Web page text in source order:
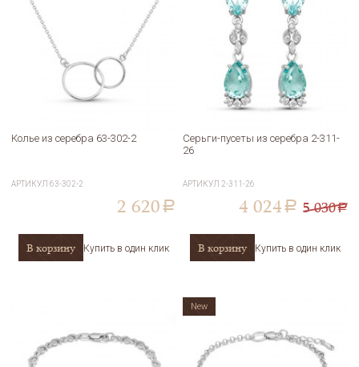
Колье из серебра 63-302-2
АРТИКУЛ63-302-2
2 620 a
В корзину Купить в один клик
Серьги-пусеты из серебра 2-311-
26
АРТИКУЛ 2-311-26
4 024 a 5 030a
В корзину Купить в один клик
New